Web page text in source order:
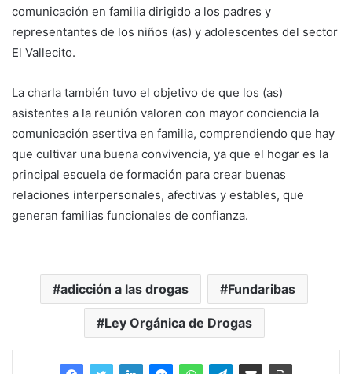
comunicación en familia dirigido a los padres y
representantes de los niños (as) y adolescentes del sector
El Vallecito.
La charla también tuvo el objetivo de que los (as)
asistentes a la reunión valoren con mayor conciencia la
comunicación asertiva en familia, comprendiendo que hay
que cultivar una buena convivencia, ya que el hogar es la
principal escuela de formación para crear buenas
relaciones interpersonales, afectivas y estables, que
generan familias funcionales de confianza.
adicción a las drogas Fundaribas
Ley Orgánica de Drogas